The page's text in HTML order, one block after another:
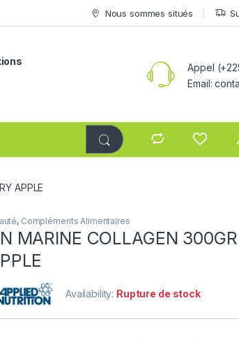
Nous sommes situés
Appel
Email:
APPLE
, Compléments Alimentaires
MARINE COLLAGEN
Availability: Rupture de stock